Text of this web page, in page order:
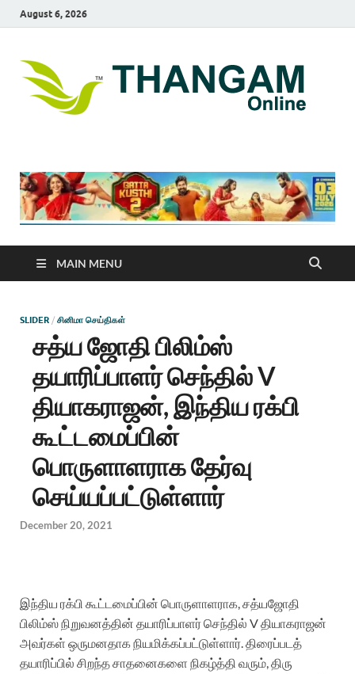
August 6, 2026
MAIN MENU
SLIDER / சினிமா செய்திகள்
சத்ய ஜோதி பிலிம்ஸ்
தயாரிப்பாளர் செந்தில் V
தியாகராஜன், இந்திய ரக்பி
கூட்டமைப்பின்
பொருளாளராக தேர்வு
செய்யப்பட்டுள்ளார்
December 20, 2021
இந்திய ரக்பி கூட்டமைப்பின் பொருளாளராக, சத்யஜோதி
பிலிம்ஸ் நிறுவனத்தின் தயாரிப்பாளர் செந்தில் V தியாகராஜன்
அவர்கள் ஒருமனதாக நியமிக்கப்பட்டுள்ளார். திரைப்படத்
தயாரிப்பில் சிறந்த சாதனைகளை நிகழ்த்தி வரும், திரு